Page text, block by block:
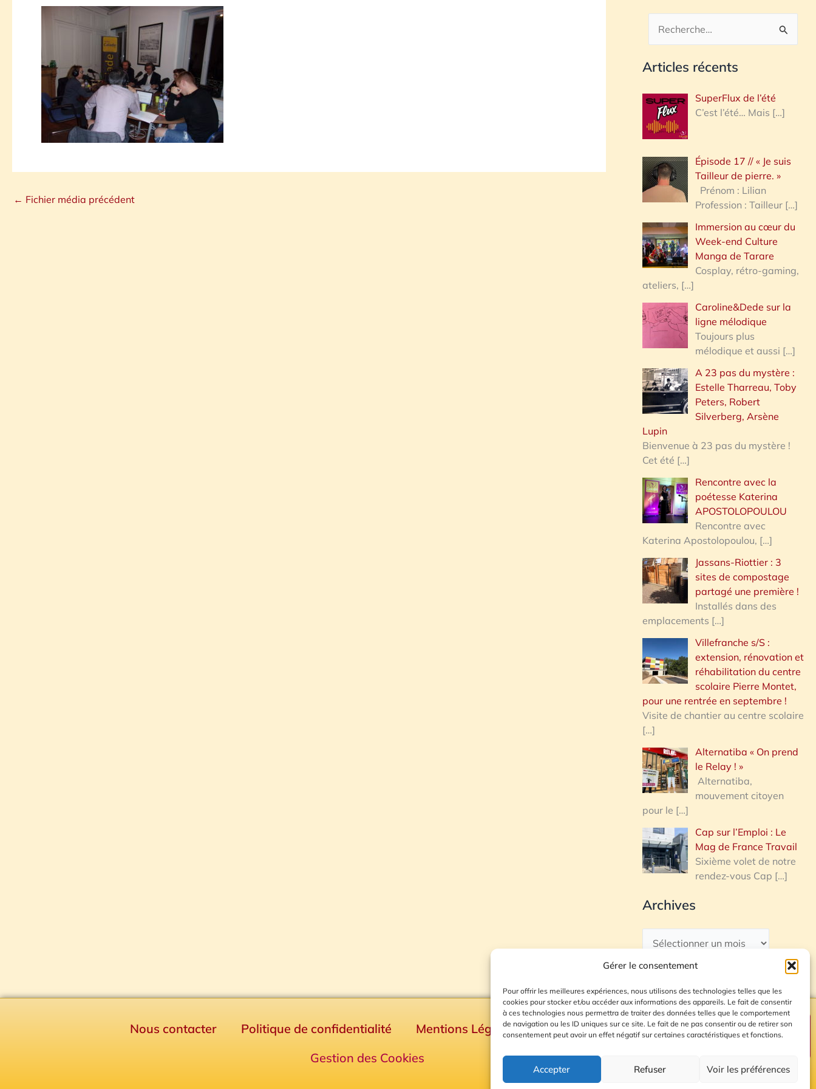
Gérer le consentement
Pour offrir les meilleures expériences, nous utilisons des technologies telles que les
cookies pour stocker et/ou accéder aux informations des appareils. Le fait de consentir
à ces technologies nous permettra de traiter des données telles que le comportement
de navigation ou les ID uniques sur ce site. Le fait de ne pas consentir ou de retirer son
consentement peut avoir un effet négatif sur certaines caractéristiques et fonctions.
Accepter Refuser Voir les préférences
← Fichier média précédent
c
h
r
h
e
:
Articles récents
SuperFlux de l’été
C’est l’été… Mais […]
Épisode 17 // « Je suis
Tailleur de pierre. »
Prénom : Lilian
Profession : Tailleur […]
Immersion au cœur du
Week-end Culture
Manga de Tarare
Cosplay, rétro-gaming,
ateliers, […]
Caroline&Dede sur la
ligne mélodique
Toujours plus
mélodique et aussi […]
A 23 pas du mystère :
Estelle Tharreau, Toby
Peters, Robert
Silverberg, Arsène
Lupin
Bienvenue à 23 pas du mystère !
Cet été […]
Rencontre avec la
poétesse Katerina
APOSTOLOPOULOU
Rencontre avec
Katerina Apostolopoulou, […]
Jassans-Riottier : 3
sites de compostage
partagé une première !
Installés dans des
emplacements […]
Villefranche s/S :
extension, rénovation et
réhabilitation du centre
scolaire Pierre Montet,
pour une rentrée en septembre !
Visite de chantier au centre scolaire
[…]
Alternatiba « On prend
le Relay ! »
Alternatiba,
mouvement citoyen
pour le […]
Cap sur l’Emploi : Le
Mag de France Travail
Sixième volet de notre
rendez-vous Cap […]
Archives
Nous contacter Politique de confidentialité Mentions Légales
Plan du site
Gestion des Cookies